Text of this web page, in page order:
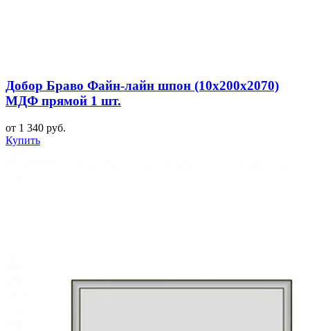
Добор Браво Файн-лайн шпон (10х200х2070)
МДФ прямой 1 шт.
от 1 340 руб.
Купить